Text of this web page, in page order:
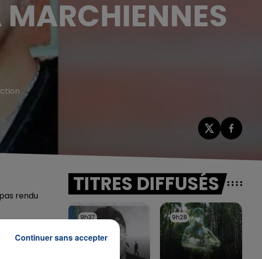
MARCHIENNES
rendu
TITRES DIFFUSÉS
9h37
9h37 9h28
9h28
Continuer sans accepter